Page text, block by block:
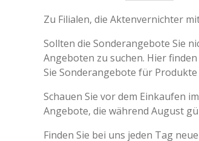
Zu Filialen, die Aktenvernichter
Sollten die Sonderangebote Sie
Angeboten zu suchen. Hier
Sie Sonderangebote für Produkte
Schauen Sie vor dem Einkaufen
Angebote, die während August
Finden Sie bei uns jeden Tag